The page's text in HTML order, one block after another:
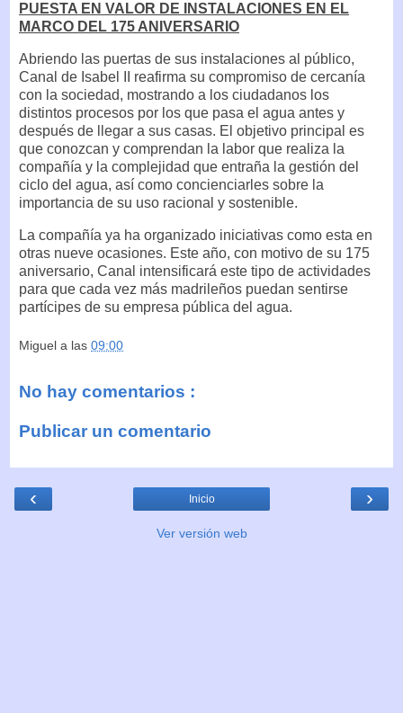
PUESTA EN VALOR DE INSTALACIONES EN EL
MARCO DEL 175 ANIVERSARIO
Abriendo las puertas de sus instalaciones al público,
Canal de Isabel II reafirma su compromiso de cercanía
con la sociedad, mostrando a los ciudadanos los
distintos procesos por los que pasa el agua antes y
después de llegar a sus casas. El objetivo principal es
que conozcan y comprendan la labor que realiza la
compañía y la complejidad que entraña la gestión del
ciclo del agua, así como concienciarles sobre la
importancia de su uso racional y sostenible.
La compañía ya ha organizado iniciativas como esta en
otras nueve ocasiones. Este año, con motivo de su 175
aniversario, Canal intensificará este tipo de actividades
para que cada vez más madrileños puedan sentirse
partícipes de su empresa pública del agua.
Miguel a las 09:00
No hay comentarios :
Publicar un comentario
‹ ›
Inicio
Ver versión web